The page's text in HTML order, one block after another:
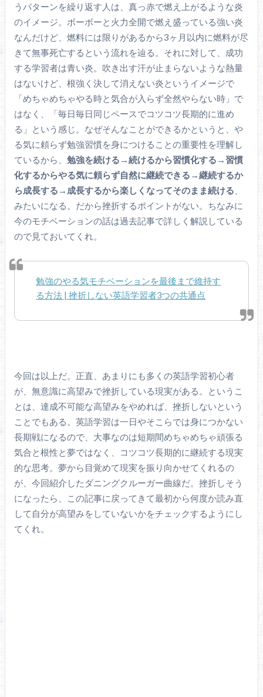
うパターンを繰り返す人は、真っ赤で燃え上がるような炎
のイメージ。ボーボーと火力全開で燃え盛っている強い炎
なんだけど、燃料には限りがあるから3ヶ月以内に燃料が尽
きて無事死亡するという流れを辿る。それに対して、成功
する学習者は青い炎。吹き出す汗が止まらないような熱量
はないけど、根強く決して消えない炎というイメージで
「めちゃめちゃやる時と気合が入らず全然やらない時」で
はなく、「毎日毎日同じペースでコツコツ長期的に進め
る」という感じ。なぜそんなことができるかというと、や
る気に頼らず勉強習慣を身につけることの重要性を理解し
ているから、 勉強を続ける→続けるから習慣化する→習慣
化するからやる気に頼らず自然に継続できる→継続するか
ら成長する→成長するから楽しくなってそのまま続ける
みたいになる。だから挫折するポイントがない。ちなみに
今のモチベーションの話は過去記事で詳しく解説している
ので見ておいてくれ。
勉強のやる気モチベーションを最後まで維持す
る方法 | 挫折しない英語学習者3つの共通点
今回は以上だ。正直、あまりにも多くの英語学習初心者
が、無意識に高望みで挫折している現実がある。というこ
とは、達成不可能な高望みをやめれば、挫折しないという
ことでもある。英語学習は一日やそこらでは身につかない
長期戦になるので、大事なのは短期間めちゃめちゃ頑張る
気合と根性と夢ではなく、コツコツ長期的に継続する現実
的な思考。夢から目覚めて現実を振り向かせてくれるの
が、今回紹介したダニングクルーガー曲線だ。挫折しそう
になったら、この記事に戻ってきて最初から何度か読み直
して自分が高望みをしていないかをチェックするようにし
てくれ。